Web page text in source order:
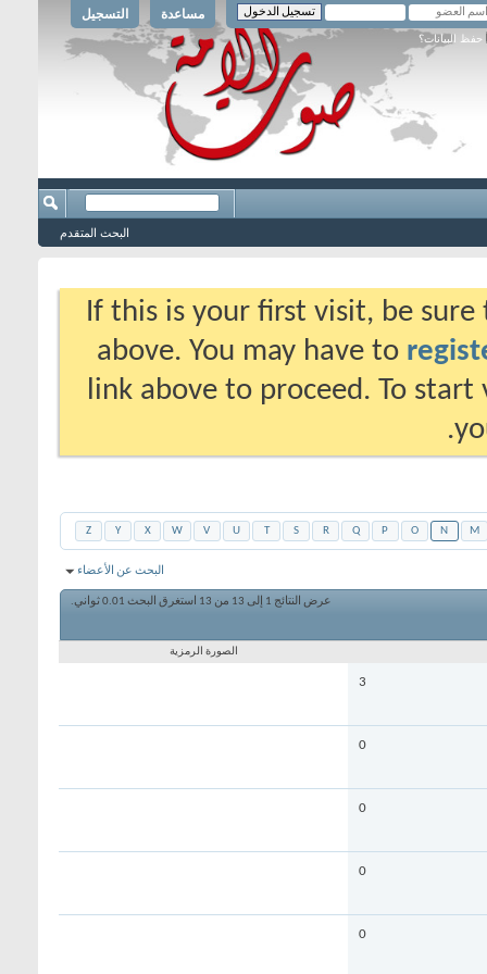
التسجيل مساعدة
حفظ البيانات؟
البحث المتقدم
If this is your first visit, be
above. You may have to
link above to proceed. To
M
N
O
P
Q
R
S
T
U
V
W
X
Y
Z
البحث عن الأعضاء
عرض النتائج 1 إلى 13 من 13 استغرق البحث 0.01ثواني.
الصورة الرمزية
3
0
0
0
0